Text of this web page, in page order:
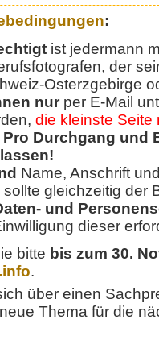
:
ist jedermann
der
Osterzgebirge
nur per E-Mail
die kleinste Seite
Pro Durchgang und
Name, Anschrift
gleichzeitig der
und
dieser
bitte bis zum 30.
.
über einen
Thema für die